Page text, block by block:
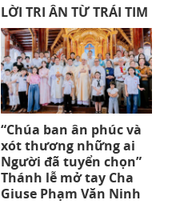
LỜI TRI ÂN TỪ TRÁI TIM
“Chúa ban ân phúc và
xót thương những ai
Người đã tuyển chọn”
Thánh lễ mở tay Cha
Giuse Phạm Văn Ninh